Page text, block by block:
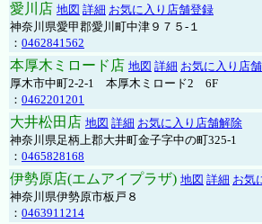
愛川店 地図 詳細 お気に入り店舗登録
神奈川県愛甲郡愛川町中津９７５-１
： 0462841562
本厚木ミロード店 地図 詳細 お気に入り店
厚木市中町2-2-1 本厚木ミロード2 6F
： 0462201201
大井松田店 地図 詳細 お気に入り店舗解除
神奈川県足柄上郡大井町金子字中の町325-1
： 0465828168
伊勢原店(エムアイプラザ) 地図 詳細 お気
神奈川県伊勢原市板戸８
： 0463911214